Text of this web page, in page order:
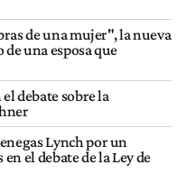
de una mujer", la nueva
una esposa que
debate sobre la
Lynch por un
el debate de la Ley de